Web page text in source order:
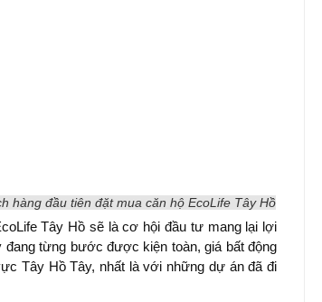
hàng đầu tiên đặt mua căn hộ EcoLife Tây Hồ
Tây Hồ sẽ là cơ hội đầu tư mang lại lợi
đang từng bước được kiện toàn, giá bất động
Tây Hồ Tây, nhất là với những dự án đã đi